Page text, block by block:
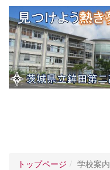
トップページ 学校案内